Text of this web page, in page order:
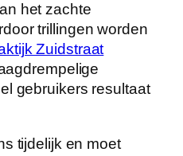
het zachte
trillingen worden
Zuidstraat
gebruikers resultaat
tijdelijk en moet